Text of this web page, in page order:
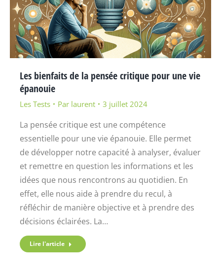
Les bienfaits de la pensée critique pour une vie
épanouie
Les Tests Par laurent 3 juillet 2024
La pensée critique est une compétence
essentielle pour une vie épanouie. Elle permet
de développer notre capacité à analyser, évaluer
et remettre en question les informations et les
idées que nous rencontrons au quotidien. En
effet, elle nous aide à prendre du recul, à
réfléchir de manière objective et à prendre des
décisions éclairées. La…
Lire l'article